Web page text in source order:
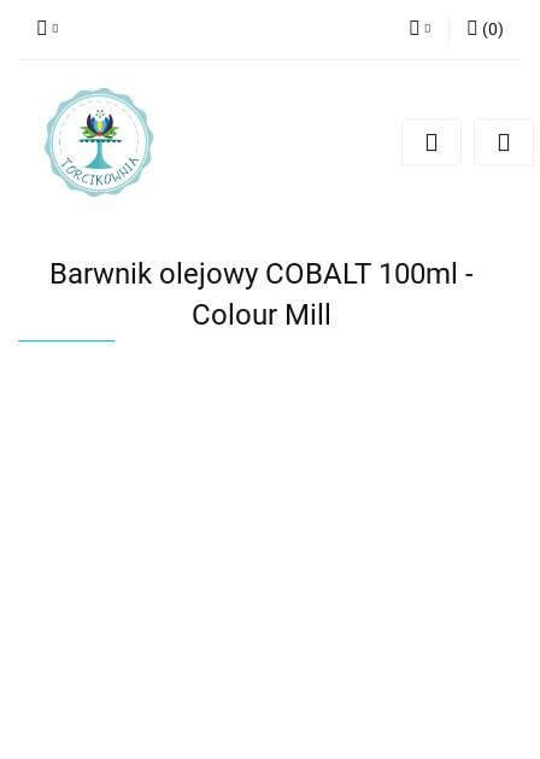
(0)
Barwnik olejowy COBALT 100ml -
Colour Mill